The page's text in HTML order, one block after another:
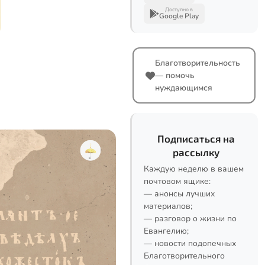
Доступно в
Google Play
Благотворительность
— помочь
нуждающимся
Подписаться на
рассылку
Каждую неделю в вашем
почтовом ящике:
— анонсы лучших
материалов;
— разговор о жизни по
Евангелию;
— новости подопечных
Благотворительного